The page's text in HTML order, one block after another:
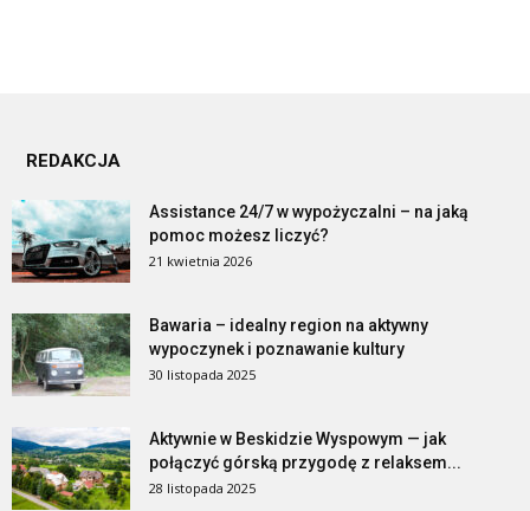
REDAKCJA
Assistance 24/7 w wypożyczalni – na jaką
pomoc możesz liczyć?
21 kwietnia 2026
Bawaria – idealny region na aktywny
wypoczynek i poznawanie kultury
30 listopada 2025
Aktywnie w Beskidzie Wyspowym — jak
połączyć górską przygodę z relaksem...
28 listopada 2025